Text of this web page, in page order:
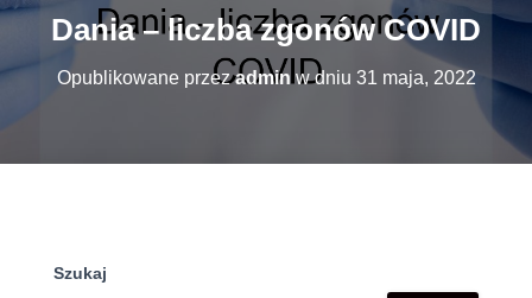
Dania – liczba zgonów COVID
Opublikowane przezadmin w dniu 31 maja, 2022
Szukaj